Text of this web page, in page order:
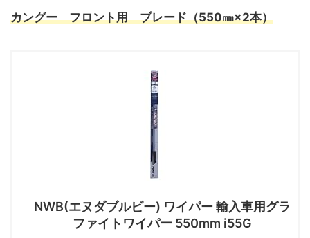
カングー フロント用 ブレード（550㎜×2本）
NWB(エヌダブルビー) ワイパー 輸入車用グラ
ファイトワイパー 550mm i55G